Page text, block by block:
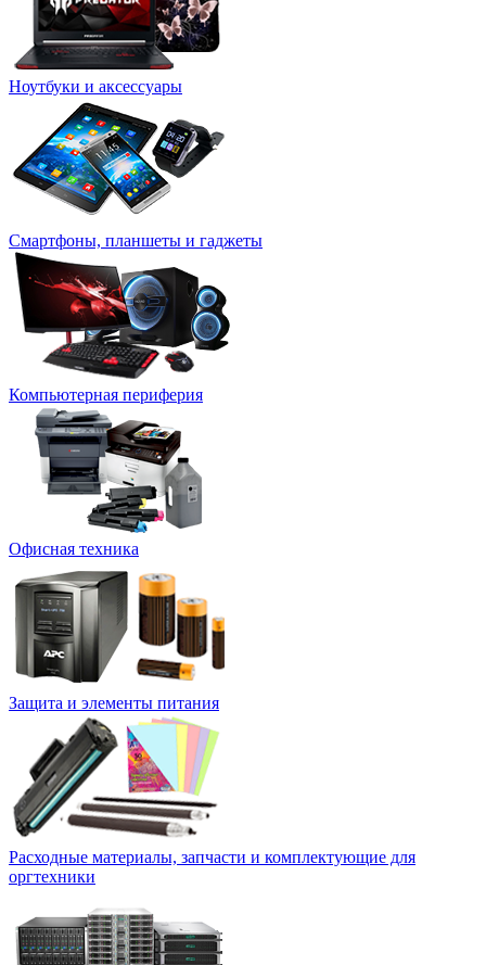
Ноутбуки и аксессуары
Смартфоны, планшеты и гаджеты
Компьютерная периферия
Офисная техника
Защита и элементы питания
Расходные материалы, запчасти и комплектующие для
оргтехники